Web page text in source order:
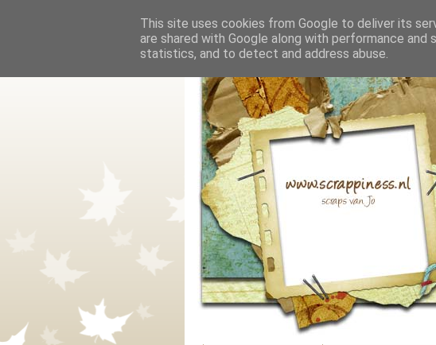
This site uses cookies from Google to deliver its
are shared with Google along with performance
statistics, and to detect and address abuse.